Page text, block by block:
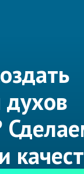
духов